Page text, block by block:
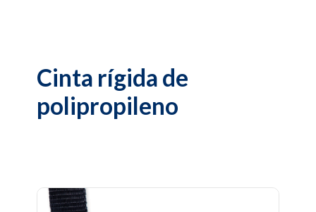
Cinta rígida de
polipropileno